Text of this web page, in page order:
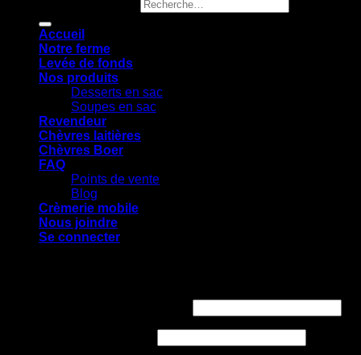
Accueil
Notre ferme
Levée de fonds
Nos produits
Desserts en sac
Soupes en sac
Revendeur
Chèvres laitières
Chèvres Boer
FAQ
Points de vente
Blog
Crèmerie mobile
Nous joindre
Se connecter